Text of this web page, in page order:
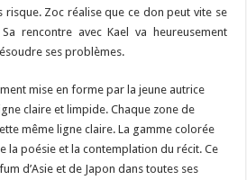
risque. Zoc réalise que ce don peut vite se
rencontre avec Kael va heureusement
ses problèmes.
mise en forme par la jeune autrice
claire et limpide. Chaque zone de
même ligne claire. La gamme colorée
la poésie et la contemplation du récit. Ce
d’Asie et de Japon dans toutes ses